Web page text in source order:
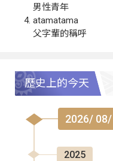
男性青年
atamatama
父字輩的稱呼
歷史上的今天
2026/
2025